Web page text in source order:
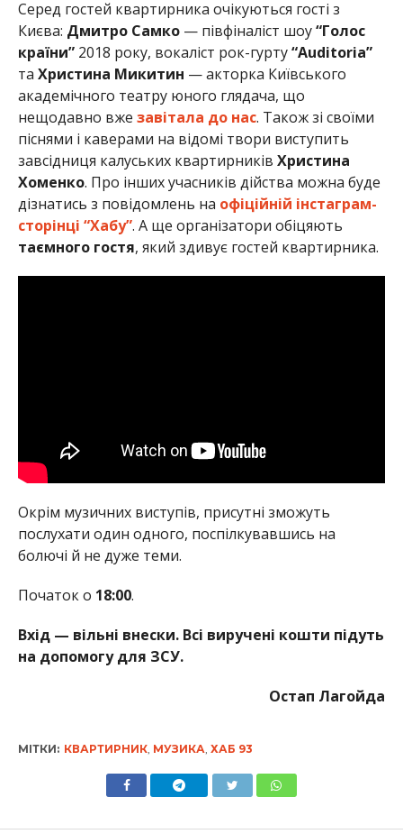
Серед гостей квартирника очікуються гості з
Києва: Дмитро Самко— півфіналіст шоу“Голос
країни”2018 року, вокаліст рок-гурту“Auditoria”
та Христина Микитин — акторка Київського
академічного театру юного глядача, що
нещодавно вже завітала до нас. Також зі своїми
піснями і каверами на відомі твори виступить
завсідниця калуських квартирників Христина
Хоменко. Про інших учасників дійства можна буде
дізнатись з повідомлень на офіційній інстаграм-
сторінці “Хабу”. А ще організатори обіцяють
таємного гостя, який здивує гостей квартирника.
Окрім музичних виступів, присутні зможуть
послухати один одного, поспілкувавшись на
болючі й не дуже теми.
Початок о 18:00.
Вхід — вільні внески. Всі виручені кошти підуть
на допомогу для ЗСУ.
Остап Лагойда
МІТКИ: КВАРТИРНИК, МУЗИКА, ХАБ 93